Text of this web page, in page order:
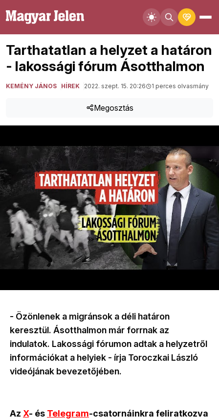
Tarthatatlan a helyzet a határon
- lakossági fórum Ásotthalmon
KEMÉNY JÁNOS HÍREK 2022. szept. 15. 20:26 1 perces olvasmány
Megosztás
- Özönlenek a migránsok a déli határon
keresztül. Ásotthalmon már forrnak az
indulatok. Lakossági fórumon adtak a helyzetről
információkat a helyiek - írja Toroczkai László
videójának bevezetőjében.
Az X- és Telegram-csatornáinkra feliratkozva